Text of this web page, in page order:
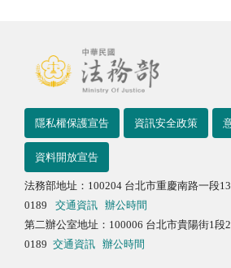
隱私權保護宣告 資訊安全政策
資料開放宣告
法務部地址：100204 台北市重慶南路一段
0189
交通資訊
辦公時間
第二辦公室地址：100006 台北市貴陽街1
0189 交通資訊 辦公時間